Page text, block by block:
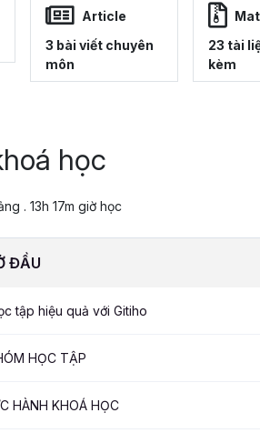
Article
3 bài viết chuyên
môn
23 tài
kèm
học
. 13h 17m giờ học
ĐẦU
tập hiệu quả với Gitiho
HỌC TẬP
HÀNH KHOÁ HỌC